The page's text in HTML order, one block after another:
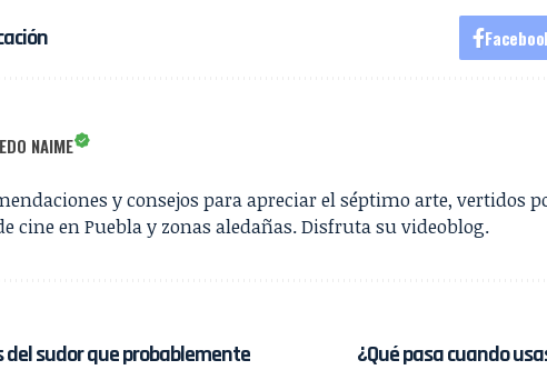
NAIME
y consejos para apreciar el séptimo arte, vertidos
cine en Puebla y zonas aledañas. Disfruta su videoblog.
del sudor que probablemente
¿Qué pasa cuando